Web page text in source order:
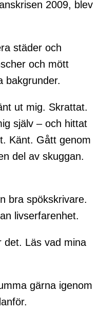
2009, blev
städer och
och mött
bakgrunder.
ut mig. Skrattat.
själv – och hittat
Känt. Gått genom
del av skuggan.
bra spökskrivare.
livserfarenhet.
det. Läs vad mina
gärna igenom